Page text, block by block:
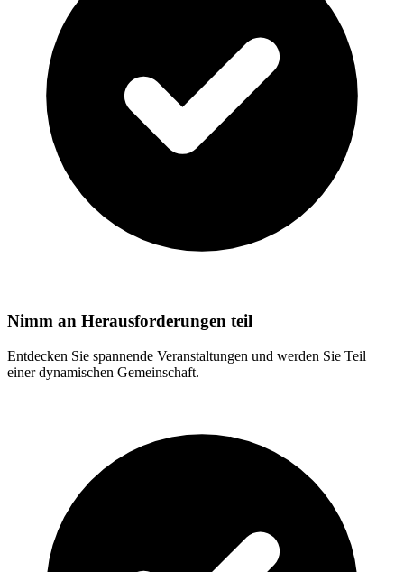
Nimm an Herausforderungen teil
Entdecken Sie spannende Veranstaltungen und werden Sie Teil
einer dynamischen Gemeinschaft.